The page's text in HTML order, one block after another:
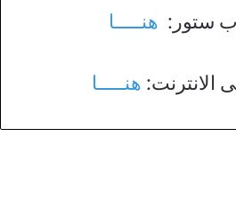
ستور: هنـــــا
الانترنت: هنـــــا